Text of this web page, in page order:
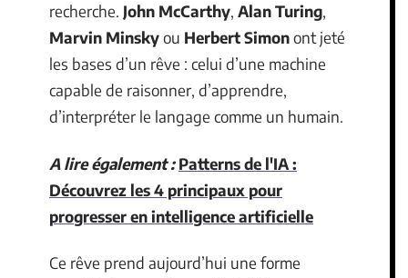
recherche. John McCarthy, Alan Turing,
Marvin Minskyou Herbert Simonont jeté
les bases d’un rêve : celui d’une machine
capable de raisonner, d’apprendre,
d’interpréter le langage comme un humain.
A lire également : Patterns de l'IA :
Découvrez les 4 principaux pour
progresser en intelligence artificielle
Ce rêve prend aujourd’hui une forme